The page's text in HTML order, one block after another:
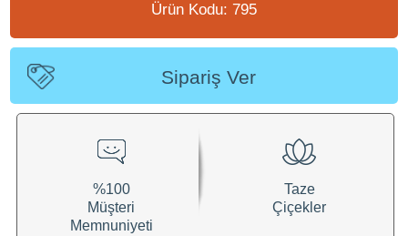
Ürün Kodu: 795
Sipariş Ver
%100
Müşteri
Memnuniyeti
Taze
Çiçekler